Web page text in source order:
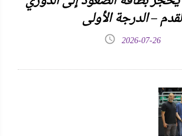
– الدرجة الأولى
2026-07-26